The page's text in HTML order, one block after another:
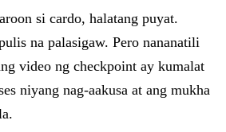
si cardo, halatang puyat.
na palasigaw. Pero nananatili
video ng checkpoint ay kumalat
niyang nag-aakusa at ang mukha